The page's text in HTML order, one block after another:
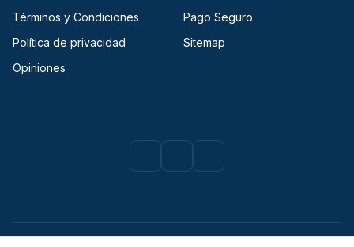
Términos y Condiciones
Política de privacidad
Opiniones
Pago Seguro
Sitemap
Facebook
(opens in a new tab)
Instagram
(opens in a new tab)
Youtube
(opens in a new tab)